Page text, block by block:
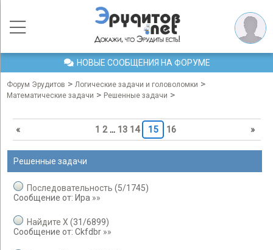
НОВЫЕ СООБЩЕНИЯ НА ФОРУМЕ
Форум Эрудитов > Логические задачи и головоломки >
Математические задачи > Решенные задачи >
« 1 2 … 13 14 15 16 »
Решенные задачи
Последовательность (5/1745)
Сообщение от: Ира »»
Найдите X (31 /6899)
Сообщение от: Ckfdbr »»